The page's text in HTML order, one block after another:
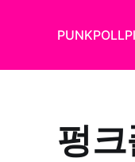
PUNKPOLL
펑